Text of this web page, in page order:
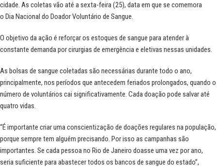
cidade. As coletas vão até a sexta-feira (25), data em que se comemora
o Dia Nacional do Doador Voluntário de Sangue.
O objetivo da ação é reforçar os estoques de sangue para atender à
constante demanda por cirurgias de emergência e eletivas nessas unidades.
As bolsas de sangue coletadas são necessárias durante todo o ano,
principalmente, nos períodos que antecedem feriados prolongados, quando o
número de voluntários cai significativamente. Cada doação pode salvar até
quatro vidas.
“É importante criar uma conscientização de doações regulares na população,
porque sempre tem alguém precisando. Por isso as campanhas são
importantes. Se cada pessoa no Rio de Janeiro doasse uma vez por ano,
seria suficiente para abastecer todos os bancos de sangue do estado”,